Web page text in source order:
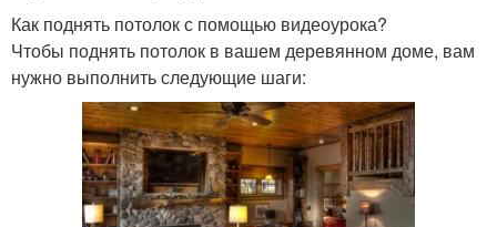
Как поднять потолок с помощью видеоурока?
Чтобы поднять потолок в вашем деревянном доме, вам
нужно выполнить следующие шаги: